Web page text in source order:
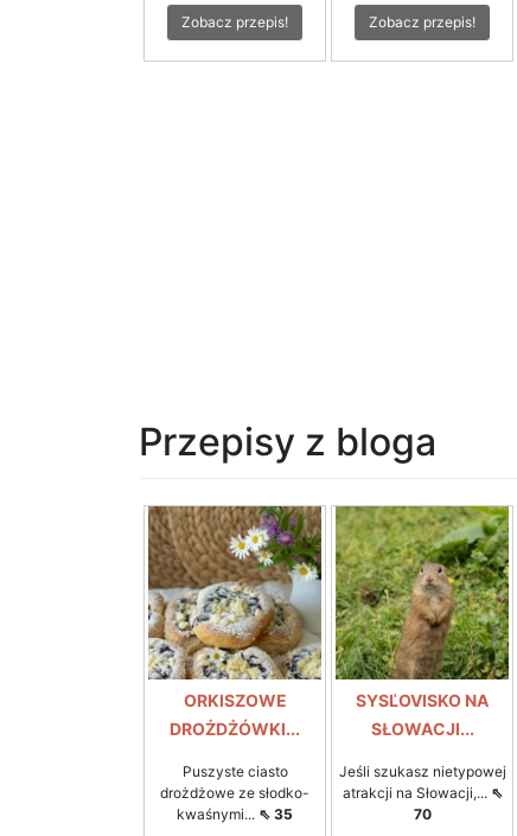
Zobacz przepis! Zobacz przepis!
Przepisy z bloga
ORKISZOWE
DROŻDŻÓWKI...
Puszyste ciasto
drożdżowe ze słodko-
kwaśnymi... ⇖ 35
SYSĽOVISKO NA
SŁOWACJI...
Jeśli szukasz nietypowej
atrakcji na Słowacji,... ⇖
70